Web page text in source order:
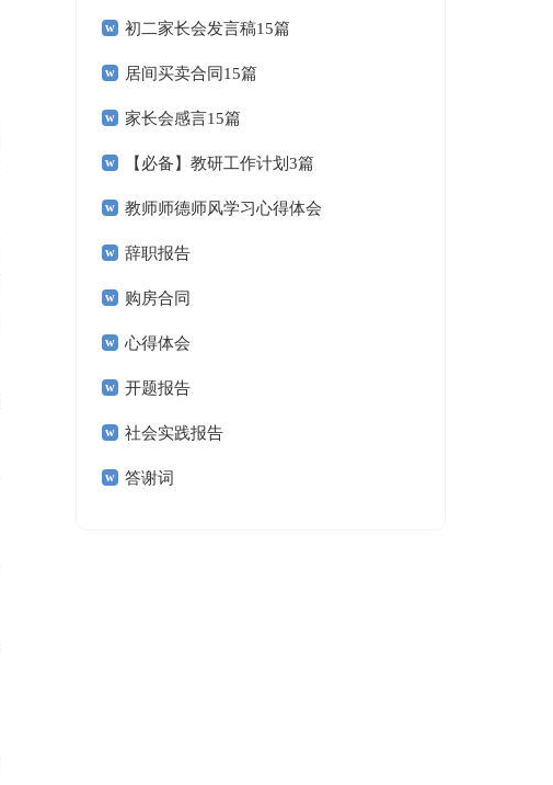
初二家长会发言稿15篇
居间买卖合同15篇
家长会感言15篇
【必备】教研工作计划3篇
教师师德师风学习心得体会
辞职报告
购房合同
心得体会
开题报告
社会实践报告
答谢词